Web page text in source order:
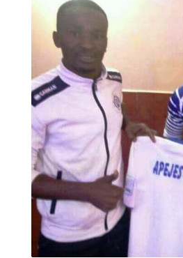
ART & CULTURE & TRADITION
ASSAINISSEMENT
BREAKING-NEWS
CAMEROUN
PLUS